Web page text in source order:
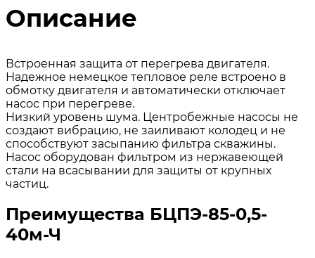
Описание
Встроенная защита от перегрева двигателя.
Надежное немецкое тепловое реле встроено в
обмотку двигателя и автоматически отключает
насос при перегреве.
Низкий уровень шума. Центробежные насосы не
создают вибрацию, не заиливают колодец и не
способствуют засыпанию фильтра скважины.
Насос оборудован фильтром из нержавеющей
стали на всасывании для защиты от крупных
частиц.
Преимущества БЦПЭ-85-0,5-
40м-Ч